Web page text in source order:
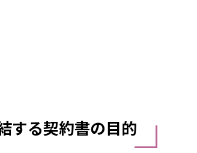
する契約書の目的